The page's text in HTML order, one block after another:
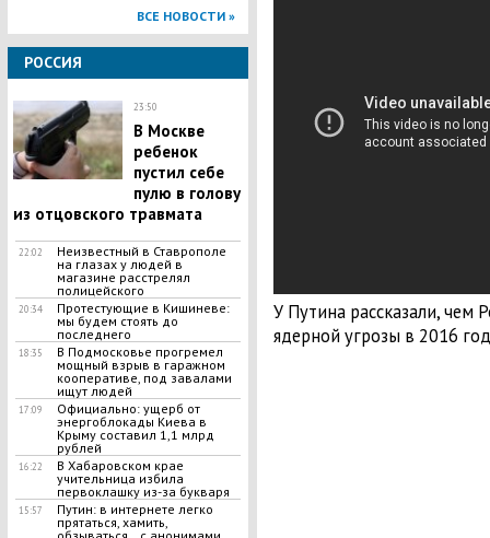
ВСЕ НОВОСТИ »
РОССИЯ
23:50
В Москве
ребенок
пустил себе
пулю в голову
из отцовского травмата
22:02
Неизвестный в Ставрополе
на глазах у людей в
магазине расстрелял
полицейского
20:34
Протестующие в Кишиневе:
мы будем стоять до
последнего
18:35
В Подмосковье прогремел
мощный взрыв в гаражном
кооперативе, под завалами
ищут людей
17:09
Официально: ущерб от
энергоблокады Киева в
Крыму составил 1,1 млрд
рублей
16:22
В Хабаровском крае
учительница избила
первоклашку из-за букваря
15:57
Путин: в интернете легко
прятаться, хамить,
У Путина рассказали, чем
ядерной угрозы в 2016